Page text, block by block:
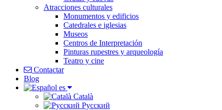
Atracciones culturales
Monumentos y edificios
Catedrales e iglesias
Museos
Centros de Interpretación
Pinturas rupestres y arqueología
Teatro y cine
Contactar
Blog
es
Català
Pусский